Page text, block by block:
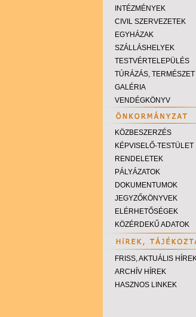
INTÉZMÉNYEK
CIVIL SZERVEZETEK
EGYHÁZAK
SZÁLLÁSHELYEK
TESTVÉRTELEPÜLÉS
TÚRÁZÁS, TERMÉSZET
GALÉRIA
VENDÉGKÖNYV
KÖZBESZERZÉS
KÉPVISELŐ-TESTÜLET
RENDELETEK
PÁLYÁZATOK
DOKUMENTUMOK
JEGYZŐKÖNYVEK
ELÉRHETŐSÉGEK
KÖZÉRDEKŰ ADATOK
FRISS, AKTUÁLIS
ARCHÍV HÍREK
HASZNOS LINKEK